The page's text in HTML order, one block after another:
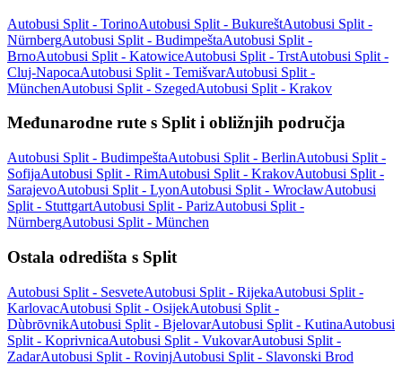
Autobusi Split - TorinoAutobusi Split - BukureštAutobusi Split -
NürnbergAutobusi Split - BudimpeštaAutobusi Split -
BrnoAutobusi Split - KatowiceAutobusi Split - TrstAutobusi Split -
Cluj-NapocaAutobusi Split - TemišvarAutobusi Split -
MünchenAutobusi Split - SzegedAutobusi Split - Krakov
Međunarodne rute s Split i obližnjih područja
Autobusi Split - BudimpeštaAutobusi Split - BerlinAutobusi Split -
SofijaAutobusi Split - RimAutobusi Split - KrakovAutobusi Split -
SarajevoAutobusi Split - LyonAutobusi Split - WrocławAutobusi
Split - StuttgartAutobusi Split - ParizAutobusi Split -
NürnbergAutobusi Split - München
Ostala odredišta s Split
Autobusi Split - SesveteAutobusi Split - RijekaAutobusi Split -
KarlovacAutobusi Split - OsijekAutobusi Split -
DùbrōvnikAutobusi Split - BjelovarAutobusi Split - KutinaAutobusi
Split - KoprivnicaAutobusi Split - VukovarAutobusi Split -
ZadarAutobusi Split - RovinjAutobusi Split - Slavonski Brod